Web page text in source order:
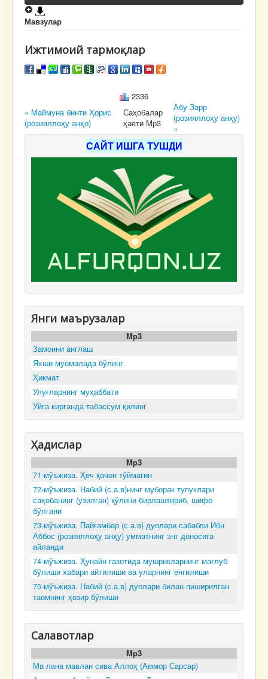
Мавзулар
Ижтимоий тармоқлар
2336
« Маймуна бинти Ҳорис
(розияллоҳу анҳо)
Саҳобалар
ҳаёти Mp3
Абу Зарр
(розияллоҳу анҳу)
»
САЙТ ИШГА ТУШДИ
Янги маърузалар
Mp3
Замонни англаш
Яхши муомалада бўлинг
Ҳикмат
Улуғларнинг муҳаббати
Уйга кирганда табассум қилинг
Ҳадислар
Mp3
71-мўъжиза. Ҳеч қачон тўймагин
72-мўъжиза. Набий (с.а.в)нинг муборак тупуклари
саҳобанинг (узилган) қўлини бирлаштириб, шифо
бўлгани
73-мўъжиза. Пайғамбар (с.а.в) дуолари сабабли Ибн
Аббос (розияллоҳу анҳу) умматнинг энг доносига
айланди
74-мўъжиза. Ҳунайн ғазотида мушрикларнинг мағлуб
бўлиши хабари айтилиши ва уларнинг енгилиши
75-мўъжиза. Набий (с.а.в) дуолари билан пиширилган
таомнинг ҳозир бўлиши
Салавотлар
Mp3
Ма лана мавлан сива Аллоҳ (Аммор Сарсар)